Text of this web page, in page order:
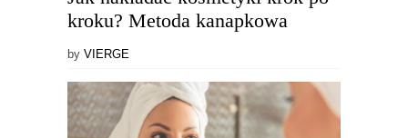
kroku? Metoda kanapkowa
by VIERGE